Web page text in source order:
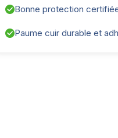
Bonne protection
Paume cuir durable et